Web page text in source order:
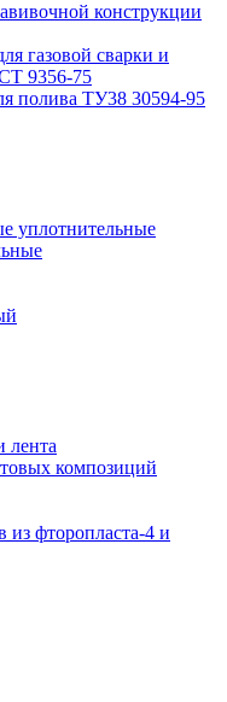
конструкции
газовой сварки и
9356-75
полива ТУ38 30594-95
уплотнительные
лента
композиций
из фторопласта-4 и